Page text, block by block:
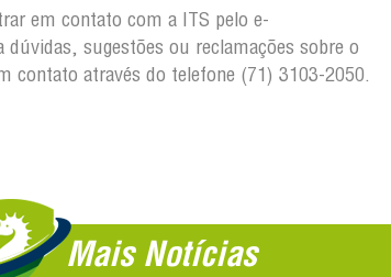
em contato com a ITS pelo e-
dúvidas, sugestões ou reclamações sobre o
contato através do telefone (71) 3103-2050.
Mais Notícias